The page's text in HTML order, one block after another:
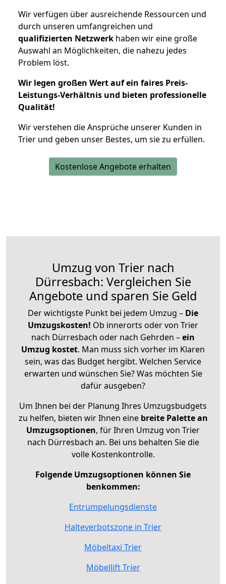
Wir verfügen über ausreichende Ressourcen und
durch unseren umfangreichen und
qualifizierten Netzwerk haben wir eine große
Auswahl an Möglichkeiten, die nahezu jedes
Problem löst.
Wir legen großen Wert auf ein faires Preis-
Leistungs-Verhältnis und bieten professionelle
Qualität!
Wir verstehen die Ansprüche unserer Kunden in
Trier und geben unser Bestes, um sie zu erfüllen.
Kostenlose Angebote erhalten
Umzug von Trier nach
Dürresbach: Vergleichen Sie
Angebote und sparen Sie Geld
Der wichtigste Punkt bei jedem Umzug – Die
Umzugskosten! Ob innerorts oder von Trier
nach Dürresbach oder nach Gehrden –ein
Umzug kostet. Man muss sich vorher im Klaren
sein, was das Budget hergibt. Welchen Service
erwarten und wünschen Sie? Was möchten Sie
dafür ausgeben?
Um Ihnen bei der Planung Ihres Umzugsbudgets
zu helfen, bieten wir Ihnen eine breite Palette an
Umzugsoptionen, für Ihren Umzug von Trier
nach Dürresbach an. Bei uns behalten Sie die
volle Kostenkontrolle.
Folgende Umzugsoptionen können Sie
benkommen:
Entrümpelungsdienste
Halteverbotszone in Trier
Möbeltaxi Trier
Möbellift Trier